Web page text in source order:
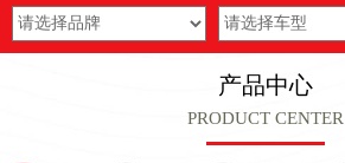
产品中心
PRODUCT CENTER